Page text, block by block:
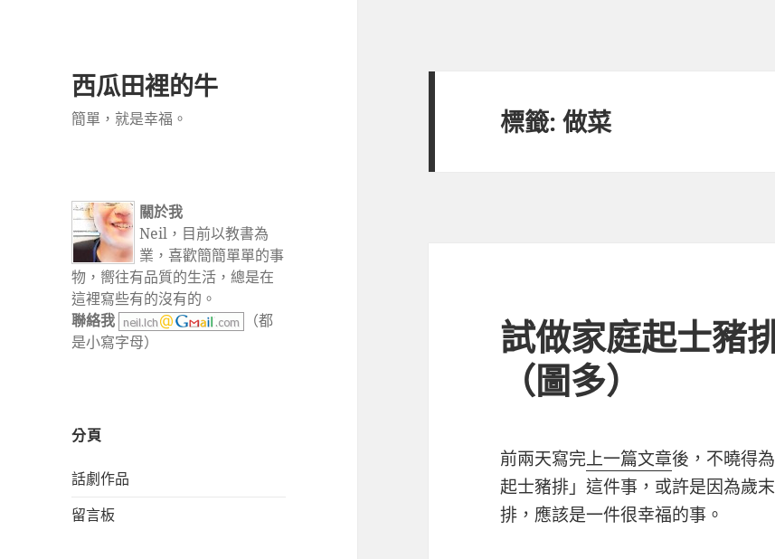
西瓜田裡的牛
簡單，就是幸福。
關於我
Neil，目前以教書為
業，喜歡簡簡單單的事
物，嚮往有品質的生活，總是在
這裡寫些有的沒有的。
聯絡我
（都
是小寫字母）
分頁
話劇作品
留言板
標籤:做菜
試做家庭起士豬
（圖多）
前兩天寫完上一篇文章後，不曉得
起士豬排」這件事，或許是因為歲
排，應該是一件很幸福的事。